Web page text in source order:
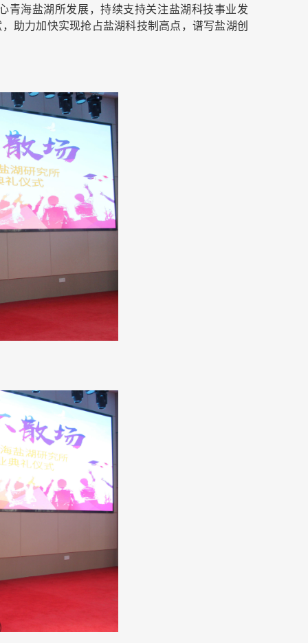
青海盐湖所发展，持续支持关注盐湖科技事业发
助力加快实现抢占盐湖科技制高点，谱写盐湖创